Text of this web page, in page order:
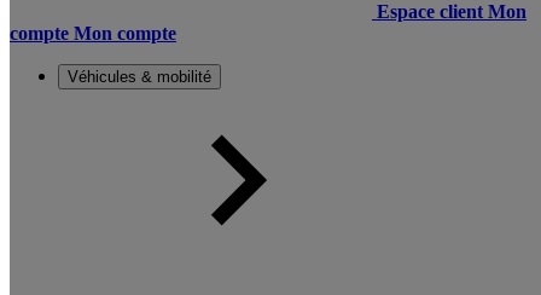
Espace client Mon
compte Mon compte
Véhicules & mobilité